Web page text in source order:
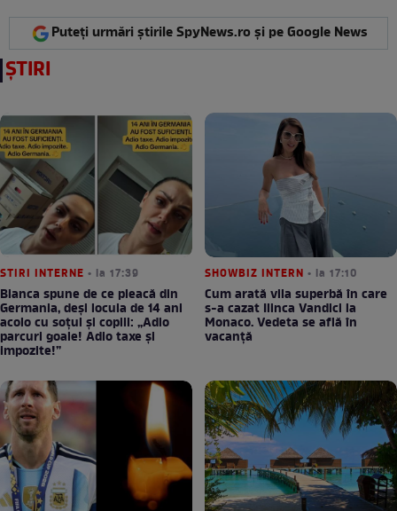
Puteți urmări știrile SpyNews.ro și pe Google News
ȘTIRI
STIRI INTERNE • la 17:39
Bianca spune de ce pleacă din
Germania, deși locuia de 14 ani
acolo cu soțul și copiii: „Adio
parcuri goale! Adio taxe și
impozite!”
SHOWBIZ INTERN • la 17:10
Cum arată vila superbă în care
s-a cazat Ilinca Vandici la
Monaco. Vedeta se află în
vacanță